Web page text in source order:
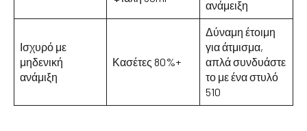
ανάμειξη
Ισχυρό με
μηδενική
ανάμιξη
Κασέτες 80%+
Δύναμη έτοιμη
για άτμισμα,
απλά συνδυάστε
το με ένα στυλό
510